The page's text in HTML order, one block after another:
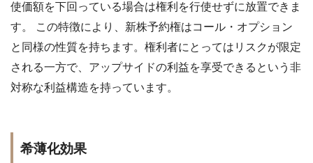
使価額を下回っている場合は権利を行使せずに放置できま
す。 この特徴により、新株予約権はコール・オプション
と同様の性質を持ちます。権利者にとってはリスクが限定
される一方で、アップサイドの利益を享受できるという非
対称な利益構造を持っています。
希薄化効果